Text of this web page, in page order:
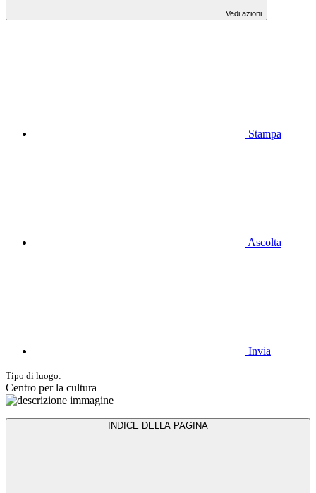
Vedi azioni
Stampa
Ascolta
Invia
Tipo di luogo:
Centro per la cultura